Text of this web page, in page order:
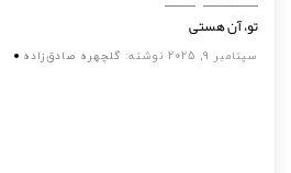
تو، آن هستی
نوشته: گلچهره صادق‌زاده سپتامبر 9, 2025